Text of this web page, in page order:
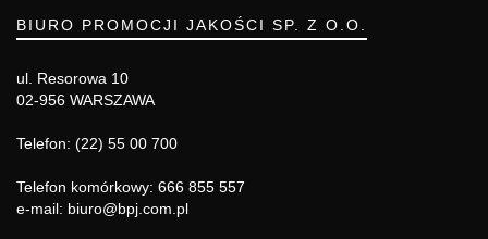
BIURO PROMOCJI JAKOŚCI SP. Z O.O.
ul. Resorowa 10
02-956 WARSZAWA
Telefon: (22) 55 00 700
Telefon komórkowy: 666 855 557
e-mail: biuro@bpj.com.pl